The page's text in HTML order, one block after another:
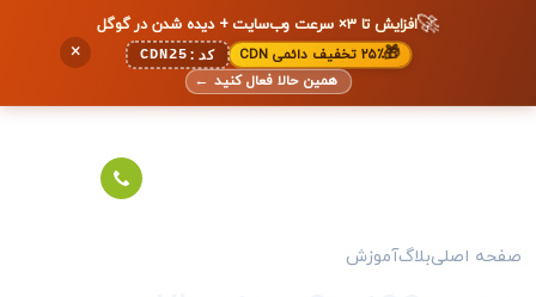
🚀افزایش تا ۳× سرعت وب‌سایت + دیده شدن در گوگل
🎁۲۵٪ تخفیف دائمی CDN کد: CDN25
همین حالا فعال کنید ←
×
صفحه اصلیبلاگآموزش